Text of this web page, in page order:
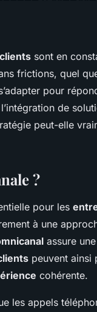
clients sont en
frictions, quel
pour
de
peut-elle
?
pour les
à une
assure
peuvent ainsi
cohérente.
les appels